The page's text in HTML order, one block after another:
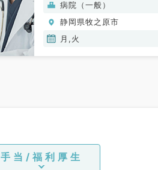
病院（一般）
静岡県牧之原市
月,火
手当/福利厚生